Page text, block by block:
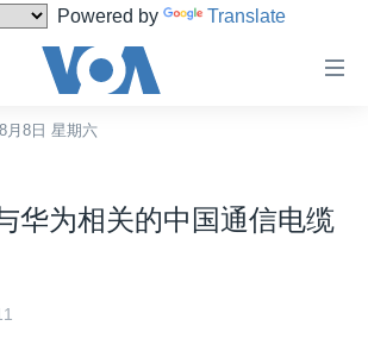
Powered by Translate
月8日 星期六
华为相关的中国通信电缆